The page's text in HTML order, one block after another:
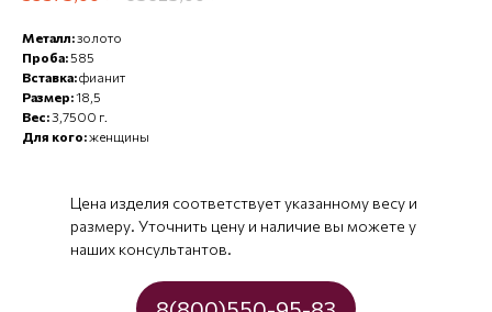
Металл:золото
Проба:585
Вставка:фианит
Размер:18,5
Вес:3,7500 г.
Для кого:женщины
Цена изделия соответствует указанному весу и
размеру. Уточнить цену и наличие вы можете у
наших консультантов.